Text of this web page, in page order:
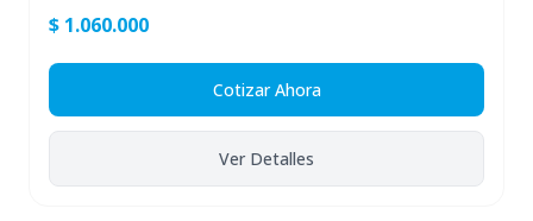
$ 1.060.000
Cotizar Ahora
Ver Detalles